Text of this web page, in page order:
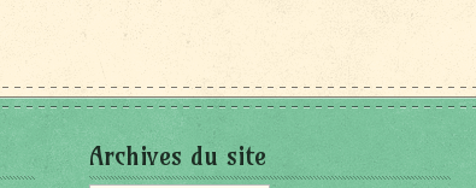
Archives du site